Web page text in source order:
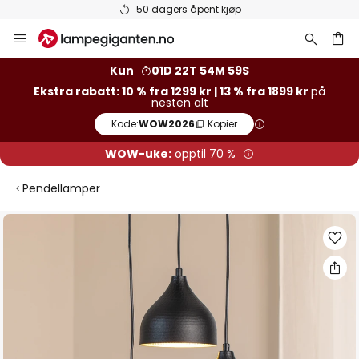
50 dagers åpent kjøp
Hopp
til
Kun
01D 22T 54M 59S
Ekstra rabatt: 10 % fra 1299 kr | 13 % fra 1899 kr på
nesten alt
Kode:WOW2026 Kopier
WOW-uke: opptil 70 %
Pendellamper
Gå